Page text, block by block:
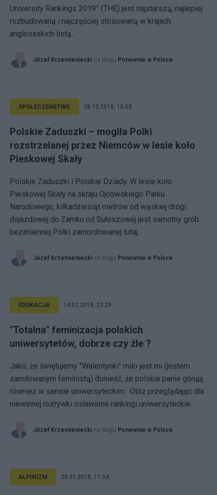
University Rankings 2019” (THE) jest najstarszą, najlepiej
rozbudowaną i najczęściej stosowaną w krajach
anglosaskich listą...
Józef Krzemieniecki na blogu Ponownie w Polsce
SPOŁECZEŃSTWO 28.10.2018, 15:03
Polskie Zaduszki – mogiła Polki
rozstrzelanej przez Niemców w lesie koło
Pieskowej Skały
Polskie Zaduszki i Polskie Dziady. W lesie koło
Pieskowej Skały na skraju Ojcowskiego Parku
Narodowego, kilkadziesiąt metrów od wąskiej drogi
dojazdowej do Zamku od Sułoszowej jest samotny grób
bezimiennej Polki zamordowanej tutaj...
Józef Krzemieniecki na blogu Ponownie w Polsce
EDUKACJA 14.02.2018, 23:29
"Totalna" feminizacja polskich
uniwersytetów, dobrze czy źle ?
Jako, że świętujemy "Walentynki" miło jest mi (jestem
zamiłowanym feministą) donieść, że polskie panie górują
również w sensie uniwersyteckim. Otóż przeglądając dla
niewinnej rozrywki osławione rankingi uniwersyteckie...
Józef Krzemieniecki na blogu Ponownie w Polsce
ALPINIZM 28.01.2018, 11:04